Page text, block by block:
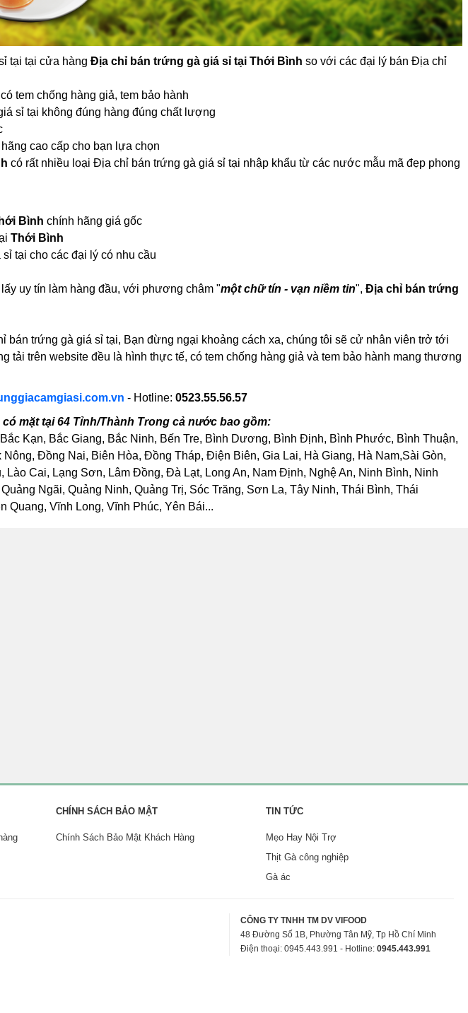
tại tại cửa hàng Địa chỉ bán trứng gà giá sỉ tại Thới Bình so với các đại lý bán Địa chỉ
tem chống hàng giả, tem bảo hành
sỉ tại không đúng hàng đúng chất lượng
cao cấp cho bạn lựa chọn
có rất nhiều loại Địa chỉ bán trứng gà giá sỉ tại nhập khẩu từ các nước mẫu mã đẹp phong
Bình chính hãng giá gốc
Thới Bình
tại cho các đại lý có nhu cầu
lấy uy tín làm hàng đầu, với phương châm "một chữ tín - vạn niềm tin", Địa chỉ bán trứng
bán trứng gà giá sỉ tại, Bạn đừng ngại khoảng cách xa, chúng tôi sẽ cử nhân viên trở tới
tải trên website đều là hình thực tế, có tem chống hàng giả và tem bảo hành mang thương
- Hotline: 0523.55.56.57
mặt tại 64 Tỉnh/Thành Trong cả nước bao gồm:
Kạn, Bắc Giang, Bắc Ninh, Bến Tre, Bình Dương, Bình Định, Bình Phước, Bình Thuận,
Đồng Nai, Biên Hòa, Đồng Tháp, Điện Biên, Gia Lai, Hà Giang, Hà Nam,Sài Gòn,
Lào Cai, Lạng Sơn, Lâm Đồng, Đà Lạt, Long An, Nam Định, Nghệ An, Ninh Bình, Ninh
Ngãi, Quảng Ninh, Quảng Trị, Sóc Trăng, Sơn La, Tây Ninh, Thái Bình, Thái
Quang, Vĩnh Long, Vĩnh Phúc, Yên Bái...
CHÍNH SÁCH BẢO MẬT
Chính Sách Bảo Mật Khách Hàng
TIN TỨC
Mẹo Hay Nội Trợ
Thịt Gà công nghiệp
Gà ác
CÔNG TY TNHH TM DV VIFOOD
48 Đường Số 1B, Phường Tân Mỹ, Tp Hồ Chí Minh
Điện thoại: 0945.443.991 - Hotline: 0945.443.991